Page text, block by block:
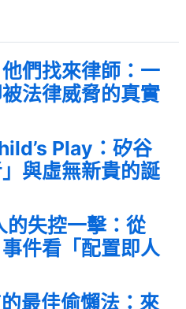
們找來律師：一
法律威脅的真實
Play：矽谷
」與虛無新貴的誕
的失控一擊：從
件看「配置即人
最佳偷懶法：來